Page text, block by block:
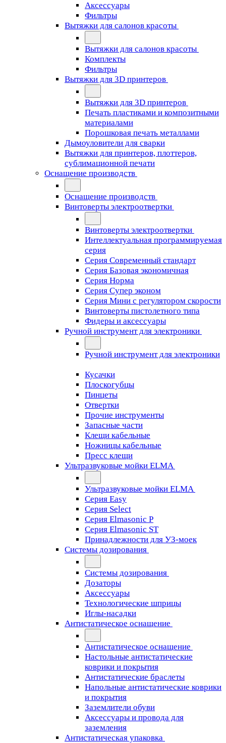
Аксессуары
Фильтры
Вытяжки для салонов красоты
Вытяжки для салонов красоты
Комплекты
Фильтры
Вытяжки для 3D принтеров
Вытяжки для 3D принтеров
Печать пластиками и композитными
материалами
Порошковая печать металлами
Дымоуловители для сварки
Вытяжки для принтеров, плоттеров,
сублимационной печати
Оснащение производств
Оснащение производств
Винтоверты электроотвертки
Винтоверты электроотвертки
Интеллектуальная программируемая
серия
Серия Современный стандарт
Серия Базовая экономичная
Серия Норма
Серия Cупер эконом
Серия Мини с регулятором скорости
Винтоверты пистолетного типа
Фидеры и аксессуары
Ручной инструмент для электроники
Ручной инструмент для электроники
Кусачки
Плоскогубцы
Пинцеты
Отвертки
Прочие инструменты
Запасные части
Клещи кабельные
Ножницы кабельные
Пресс клещи
Ультразвуковые мойки ELMA
Ультразвуковые мойки ELMA
Серия Easy
Серия Select
Серия Elmasonic P
Серия Elmasonic ST
Принадлежности для УЗ-моек
Системы дозирования
Системы дозирования
Дозаторы
Аксессуары
Технологические шприцы
Иглы-насадки
Антистатическое оснащение
Антистатическое оснащение
Настольные антистатические
коврики и покрытия
Антистатические браслеты
Напольные антистатические коврики
и покрытия
Заземлители обуви
Аксессуары и провода для
заземления
Антистатическая упаковка